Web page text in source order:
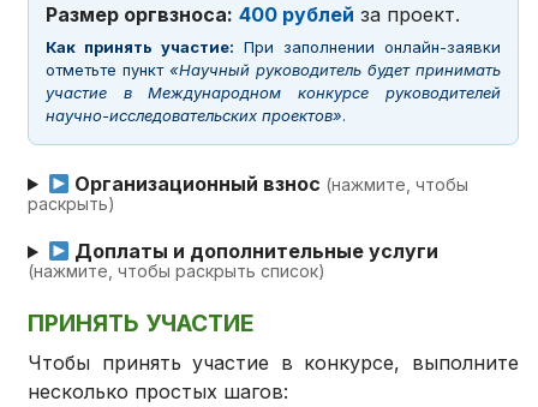
Размер оргвзноса: 400 рублей за проект.
Как принять участие: При заполнении онлайн-заявки
отметьте пункт «Научный руководитель будет принимать
участие в Международном конкурсе руководителей
научно-исследовательских проектов».
Организационный взнос (нажмите, чтобы
раскрыть)
Доплаты и дополнительные услуги
(нажмите, чтобы раскрыть список)
ПРИНЯТЬ УЧАСТИЕ
Чтобы принять участие в конкурсе, выполните
несколько простых шагов: